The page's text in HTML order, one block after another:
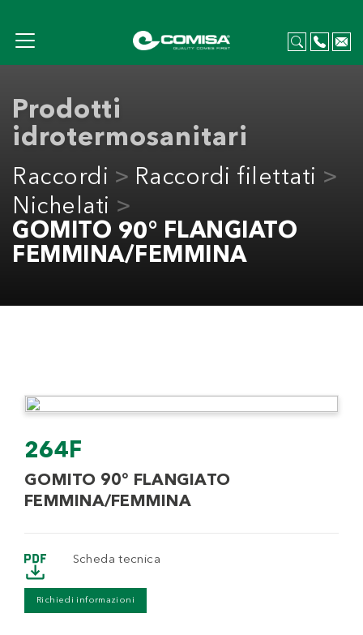
Prodotti
idrotermosanitari
Raccordi
Raccordi filettati
Nichelati
GOMITO 90° FLANGIATO
FEMMINA/FEMMINA
264F
GOMITO 90° FLANGIATO
FEMMINA/FEMMINA
Scheda tecnica
Richiedi informazioni